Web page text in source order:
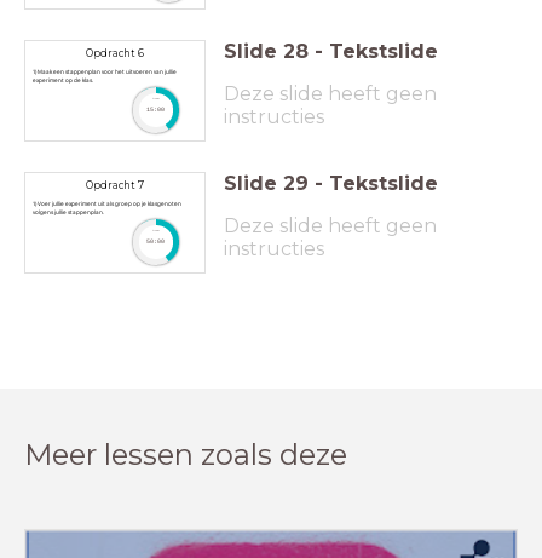
Opdracht 6
1) Maak een stappenplan voor het uitvoeren van jullie
experiment op de klas.
15:00
Slide 28 - Tekstslide
Deze slide heeft geen
instructies
Opdracht 7
1) Voer jullie experiment uit als groep op je klasgenoten
volgens jullie stappenplan.
50:00
Slide 29 - Tekstslide
Deze slide heeft geen
instructies
Meer lessen zoals deze